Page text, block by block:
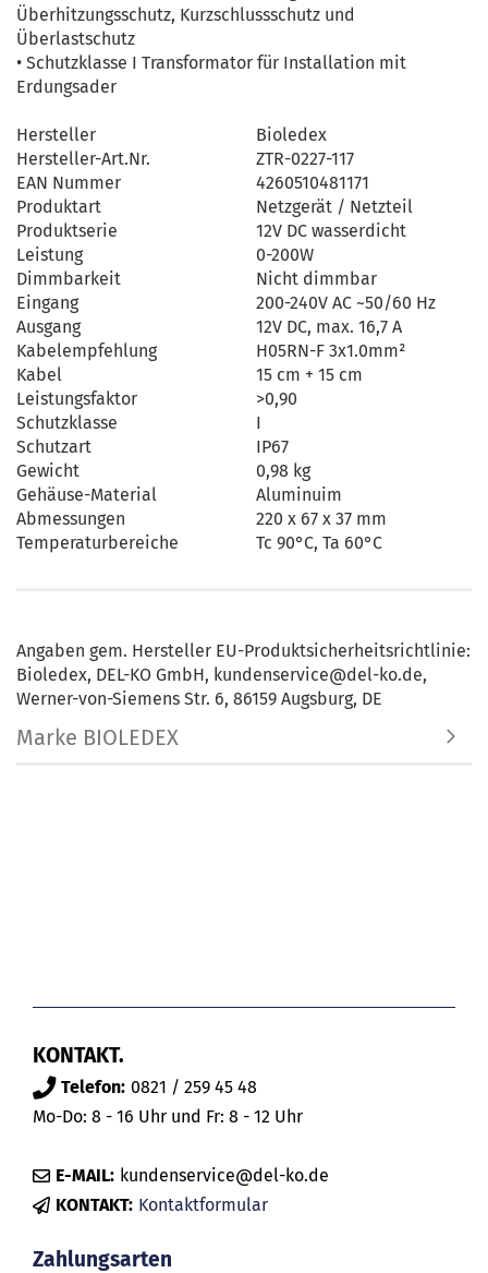
Überhitzungsschutz, Kurzschlussschutz und
Überlastschutz
• Schutzklasse I Transformator für Installation mit
Erdungsader
Hersteller
Bioledex
Hersteller-Art.Nr.
ZTR-0227-117
EAN Nummer
4260510481171
Produktart
Netzgerät / Netzteil
Produktserie
12V DC wasserdicht
Leistung
0-200W
Dimmbarkeit
Nicht dimmbar
Eingang
200-240V AC ~50/60 Hz
Ausgang
12V DC, max. 16,7 A
Kabelempfehlung
H05RN-F 3x1.0mm²
Kabel
15 cm + 15 cm
Leistungsfaktor
>0,90
Schutzklasse
I
Schutzart
IP67
Gewicht
0,98 kg
Gehäuse-Material
Aluminuim
Abmessungen
220 x 67 x 37 mm
Temperaturbereiche
Tc 90°C, Ta 60°C
Angaben gem. Hersteller EU-Produktsicherheitsrichtlinie:
Bioledex, DEL-KO GmbH, kundenservice@del-ko.de,
Werner-von-Siemens Str. 6, 86159 Augsburg, DE
Marke BIOLEDEX
KONTAKT.
Telefon: 0821 / 259 45 48
Mo-Do: 8 - 16 Uhr und Fr: 8 - 12 Uhr
E-MAIL: kundenservice@del-ko.de
KONTAKT: Kontaktformular
Zahlungsarten